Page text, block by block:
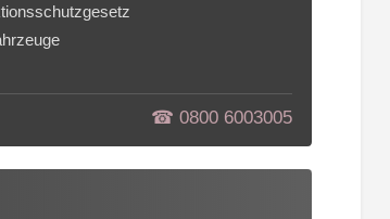
☎︎ 0800 6003005